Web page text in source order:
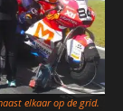
elkaar op de grid.